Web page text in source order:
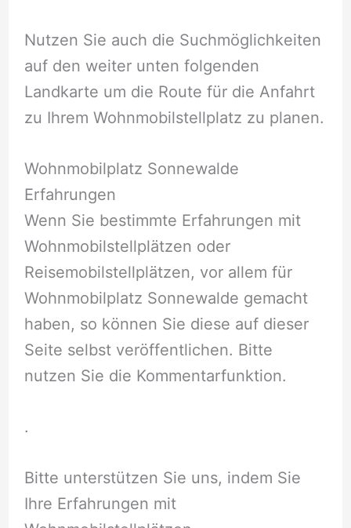
Nutzen Sie auch die Suchmöglichkeiten
auf den weiter unten folgenden
Landkarte um die Route für die Anfahrt
zu Ihrem Wohnmobilstellplatz zu planen.
Wohnmobilplatz Sonnewalde
Erfahrungen
Wenn Sie bestimmte Erfahrungen mit
Wohnmobilstellplätzen oder
Reisemobilstellplätzen, vor allem für
Wohnmobilplatz Sonnewalde gemacht
haben, so können Sie diese auf dieser
Seite selbst veröffentlichen. Bitte
nutzen Sie die Kommentarfunktion.
.
Bitte unterstützen Sie uns, indem Sie
Ihre Erfahrungen mit